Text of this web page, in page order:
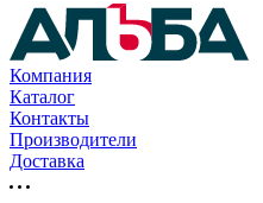
Компания
Каталог
Контакты
Производители
Доставка